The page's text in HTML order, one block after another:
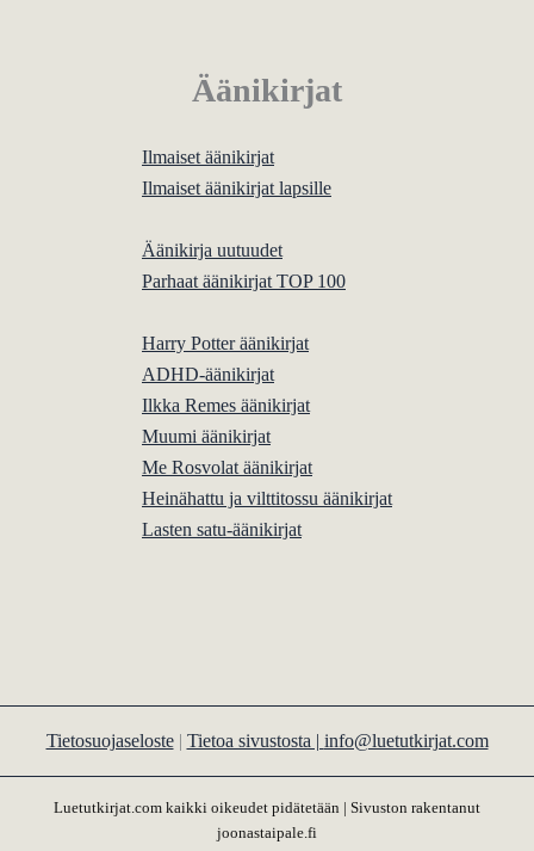
Äänikirjat
Ilmaiset äänikirjat
Ilmaiset äänikirjat lapsille
Äänikirja uutuudet
Parhaat äänikirjat TOP 100
Harry Potter äänikirjat
ADHD-äänikirjat
Ilkka Remes äänikirjat
Muumi äänikirjat
Me Rosvolat äänikirjat
Heinähattu ja vilttitossu äänikirjat
Lasten satu-äänikirjat
Tietosuojaseloste| Tietoa sivustosta | info@luetutkirjat.com
Luetutkirjat.com kaikki oikeudet pidätetään | Sivuston rakentanut
joonastaipale.fi